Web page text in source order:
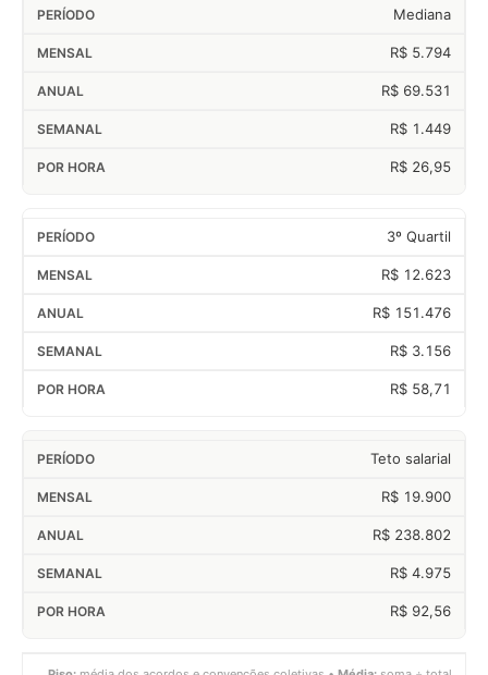
Mediana
R$ 5.794
R$ 69.531
R$ 1.449
R$ 26,95
3º Quartil
R$ 12.623
R$ 151.476
R$ 3.156
R$ 58,71
Teto salarial
R$ 19.900
R$ 238.802
R$ 4.975
R$ 92,56